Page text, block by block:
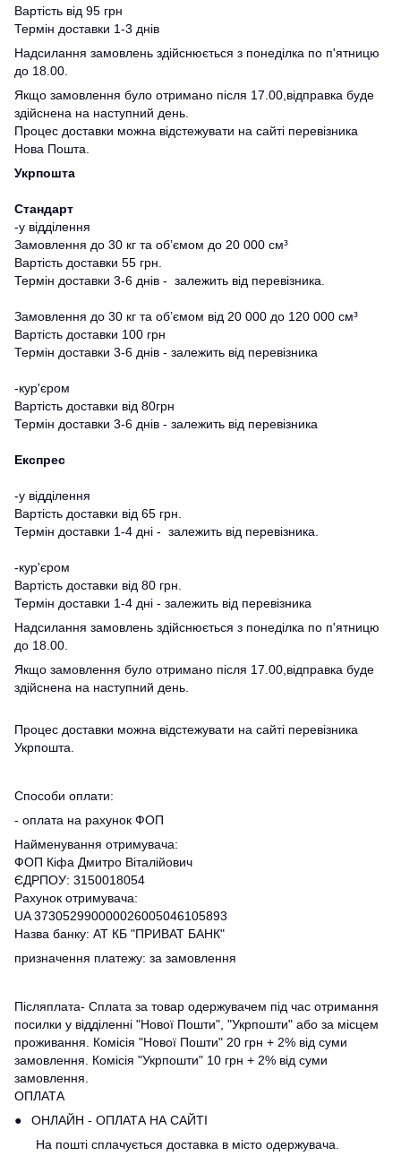
Вартість від 95 грн
Термін доставки 1-3 днів
Надсилання замовлень здійснюється з понеділка по п'ятницю
до 18.00.
Якщо замовлення було отримано після 17.00,відправка буде
здійснена на наступний день.
Процес доставки можна відстежувати на сайті перевізника
Нова Пошта.
Укрпошта
Стандарт
-у відділення
Замовлення до 30 кг та об’ємом до 20 000 см³
Вартість доставки 55 грн.
Термін доставки 3-6 днів - залежить від перевізника.
Замовлення до 30 кг та об’ємом від 20 000 до 120 000 см³
Вартість доставки 100 грн
Термін доставки 3-6 днів - залежить від перевізника
-кур'єром
Вартість доставки від 80грн
Термін доставки 3-6 днів - залежить від перевізника
Експрес
-у відділення
Вартість доставки від 65 грн.
Термін доставки 1-4 дні - залежить від перевізника.
-кур'єром
Вартість доставки від 80 грн.
Термін доставки 1-4 дні - залежить від перевізника
Надсилання замовлень здійснюється з понеділка по п'ятницю
до 18.00.
Якщо замовлення було отримано після 17.00,відправка буде
здійснена на наступний день.
Процес доставки можна відстежувати на сайті перевізника
Укрпошта.
Способи оплати:
- оплата на рахунок ФОП
Найменування отримувача:
ФОП Кіфа Дмитро Віталійович
ЄДРПОУ: 3150018054
Рахунок отримувача:
UA 373052990000026005046105893
Назва банку: АТ КБ "ПРИВАТ БАНК"
призначення платежу: за замовлення
Післяплата- Сплата за товар одержувачем під час отримання
посилки у відділенні "Нової Пошти", "Укрпошти" або за місцем
проживання. Комісія "Нової Пошти" 20 грн + 2% від суми
замовлення. Комісія "Укрпошти" 10 грн + 2% від суми
замовлення.
ОПЛАТА
● ОНЛАЙН - ОПЛАТА НА САЙТІ
На пошті сплачується доставка в місто одержувача.